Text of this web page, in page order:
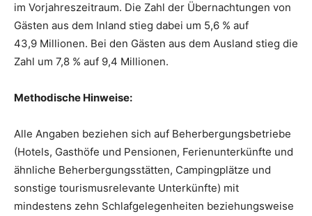
im Vorjahreszeitraum. Die Zahl der Übernachtungen von
Gästen aus dem Inland stieg dabei um 5,6 % auf
43,9 Millionen. Bei den Gästen aus dem Ausland stieg die
Zahl um 7,8 % auf 9,4 Millionen.
Methodische Hinweise:
Alle Angaben beziehen sich auf Beherbergungsbetriebe
(Hotels, Gasthöfe und Pensionen, Ferienunterkünfte und
ähnliche Beherbergungsstätten, Campingplätze und
sonstige tourismusrelevante Unterkünfte) mit
mindestens zehn Schlafgelegenheiten beziehungsweise